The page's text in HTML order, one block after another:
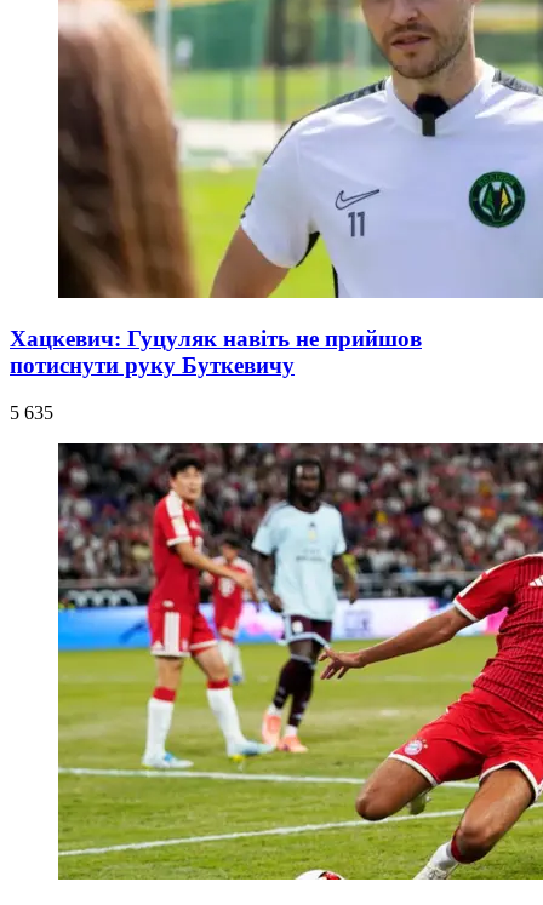
Хацкевич: Гуцуляк навіть не прийшов
потиснути руку Буткевичу
5 635